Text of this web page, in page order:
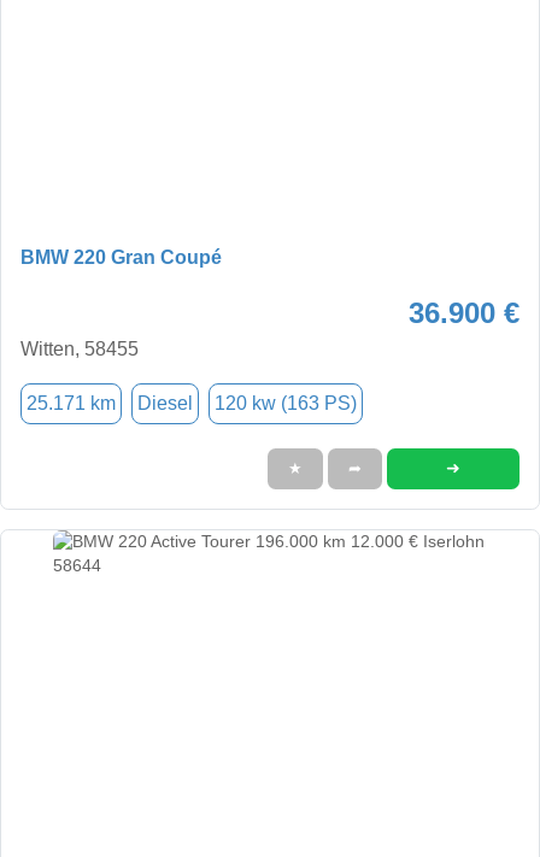
BMW 220 Gran Coupé
36.900 €
Witten, 58455
25.171 km Diesel 120 kw (163 PS)
★ ➦ ➜